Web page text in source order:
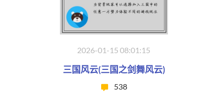
2026-01-15 08:01:15
三国风云(三国之剑舞风云)
538